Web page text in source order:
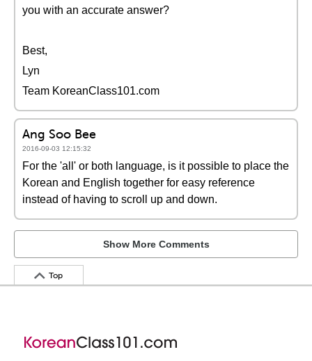
you with an accurate answer?
Best,
Lyn
Team KoreanClass101.com
Ang Soo Bee
2016-09-03 12:15:32
For the 'all' or both language, is it possible to place the
Korean and English together for easy reference
instead of having to scroll up and down.
Show More Comments
Top